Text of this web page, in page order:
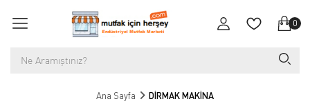
0
Ana Sayfa DİRMAK MAKİNA